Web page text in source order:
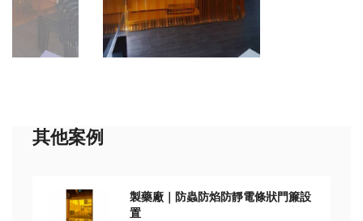
其他案例
製藥廠｜防蟲防焰防靜電條狀門簾設
置